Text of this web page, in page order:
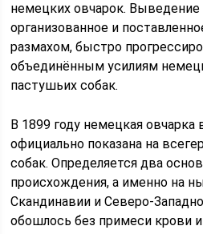
немецких овчарок.
организованное и
размахом, быстро
объединённым усилиям
пастушьих собак.
В 1899 году немецкая
официально показана на
собак. Определяется два
происхождения, а именно на
Скандинавии и Северо-
обошлось без примеси крови